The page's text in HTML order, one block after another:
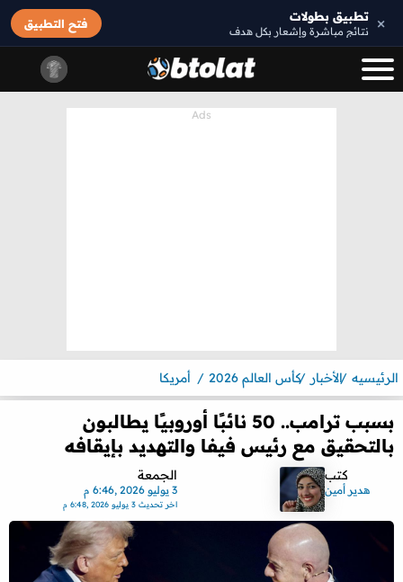
× تطبيق بطولات
نتائج مباشرة وإشعار بكل هدف
فتح التطبيق
الرئيسيه الأخبار كأس العالم 2026 أمريكا
بسبب ترامب.. 50 نائبًا أوروبيًا يطالبون
بالتحقيق مع رئيس فيفا والتهديد بإيقافه
كتب
هدير أمين
الجمعة
3 يوليو 2026 ,6:46 م
اخر تحديث3 يوليو 2026 ,6:48 م